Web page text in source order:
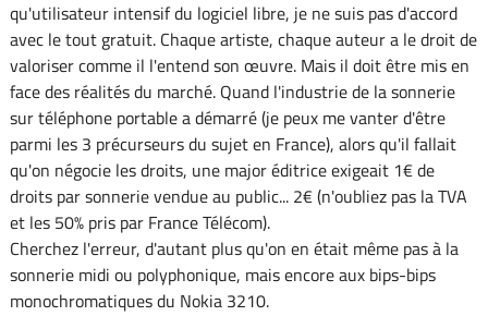
qu'utilisateur intensif du logiciel libre, je ne suis pas d'accord
avec le tout gratuit. Chaque artiste, chaque auteur a le droit de
valoriser comme il l'entend son œuvre. Mais il doit être mis en
face des réalités du marché. Quand l'industrie de la sonnerie
sur téléphone portable a démarré (je peux me vanter d'être
parmi les 3 précurseurs du sujet en France), alors qu'il fallait
qu'on négocie les droits, une major éditrice exigeait 1€ de
droits par sonnerie vendue au public... 2€ (n'oubliez pas la TVA
et les 50% pris par France Télécom).
Cherchez l'erreur, d'autant plus qu'on en était même pas à la
sonnerie midi ou polyphonique, mais encore aux bips-bips
monochromatiques du Nokia 3210.